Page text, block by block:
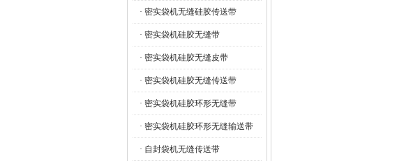
· 密实袋机无缝硅胶传送带
· 密实袋机硅胶无缝带
· 密实袋机硅胶无缝皮带
· 密实袋机硅胶无缝传送带
· 密实袋机硅胶环形无缝带
· 密实袋机硅胶环形无缝输送带
· 自封袋机无缝传送带